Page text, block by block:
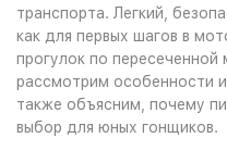
транспорта. Легкий,
как для первых шагов в
прогулок по
рассмотрим особенности
также объясним, почему
выбор для юных гонщиков.